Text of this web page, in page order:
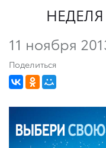
11 ноября
Поделиться